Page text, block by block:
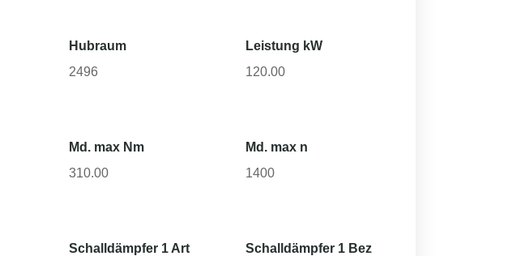
Hubraum
2496
Leistung kW
120.00
Md. max Nm
310.00
Md. max n
1400
Schalldämpfer 1 Art
Schalldämpfer 1 Bez